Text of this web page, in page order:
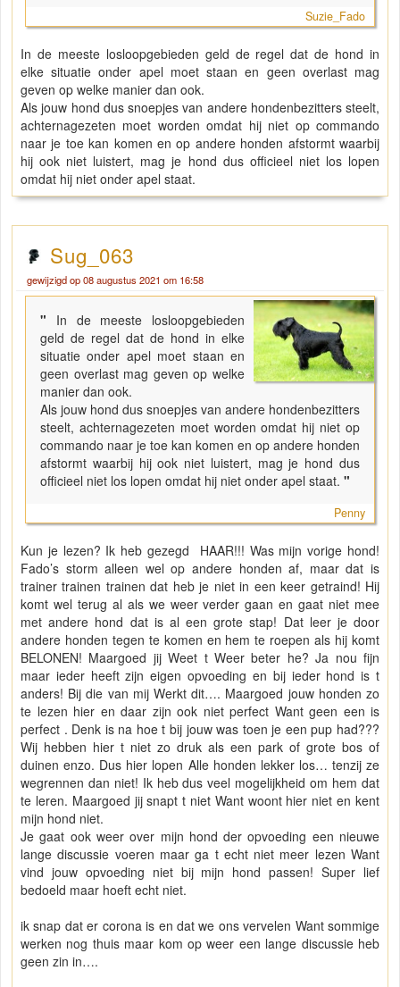
Suzie_Fado
In de meeste losloopgebieden geld de regel dat de hond in
elke situatie onder apel moet staan en geen overlast mag
geven op welke manier dan ook.
Als jouw hond dus snoepjes van andere hondenbezitters steelt,
achternagezeten moet worden omdat hij niet op commando
naar je toe kan komen en op andere honden afstormt waarbij
hij ook niet luistert, mag je hond dus officieel niet los lopen
omdat hij niet onder apel staat.
Sug_063
gewijzigd op 08 augustus 2021 om 16:58
" In de meeste losloopgebieden
geld de regel dat de hond in elke
situatie onder apel moet staan en
geen overlast mag geven op welke
manier dan ook.
Als jouw hond dus snoepjes van andere hondenbezitters
steelt, achternagezeten moet worden omdat hij niet op
commando naar je toe kan komen en op andere honden
afstormt waarbij hij ook niet luistert, mag je hond dus
officieel niet los lopen omdat hij niet onder apel staat. "
Penny
Kun je lezen? Ik heb gezegd HAAR!!! Was mijn vorige hond!
Fado’s storm alleen wel op andere honden af, maar dat is
trainer trainen trainen dat heb je niet in een keer getraind! Hij
komt wel terug al als we weer verder gaan en gaat niet mee
met andere hond dat is al een grote stap! Dat leer je door
andere honden tegen te komen en hem te roepen als hij komt
BELONEN! Maargoed jij Weet t Weer beter he? Ja nou fijn
maar ieder heeft zijn eigen opvoeding en bij ieder hond is t
anders! Bij die van mij Werkt dit…. Maargoed jouw honden zo
te lezen hier en daar zijn ook niet perfect Want geen een is
perfect . Denk is na hoe t bij jouw was toen je een pup had???
Wij hebben hier t niet zo druk als een park of grote bos of
duinen enzo. Dus hier lopen Alle honden lekker los… tenzij ze
wegrennen dan niet! Ik heb dus veel mogelijkheid om hem dat
te leren. Maargoed jij snapt t niet Want woont hier niet en kent
mijn hond niet.
Je gaat ook weer over mijn hond der opvoeding een nieuwe
lange discussie voeren maar ga t echt niet meer lezen Want
vind jouw opvoeding niet bij mijn hond passen! Super lief
bedoeld maar hoeft echt niet.
ik snap dat er corona is en dat we ons vervelen Want sommige
werken nog thuis maar kom op weer een lange discussie heb
geen zin in….